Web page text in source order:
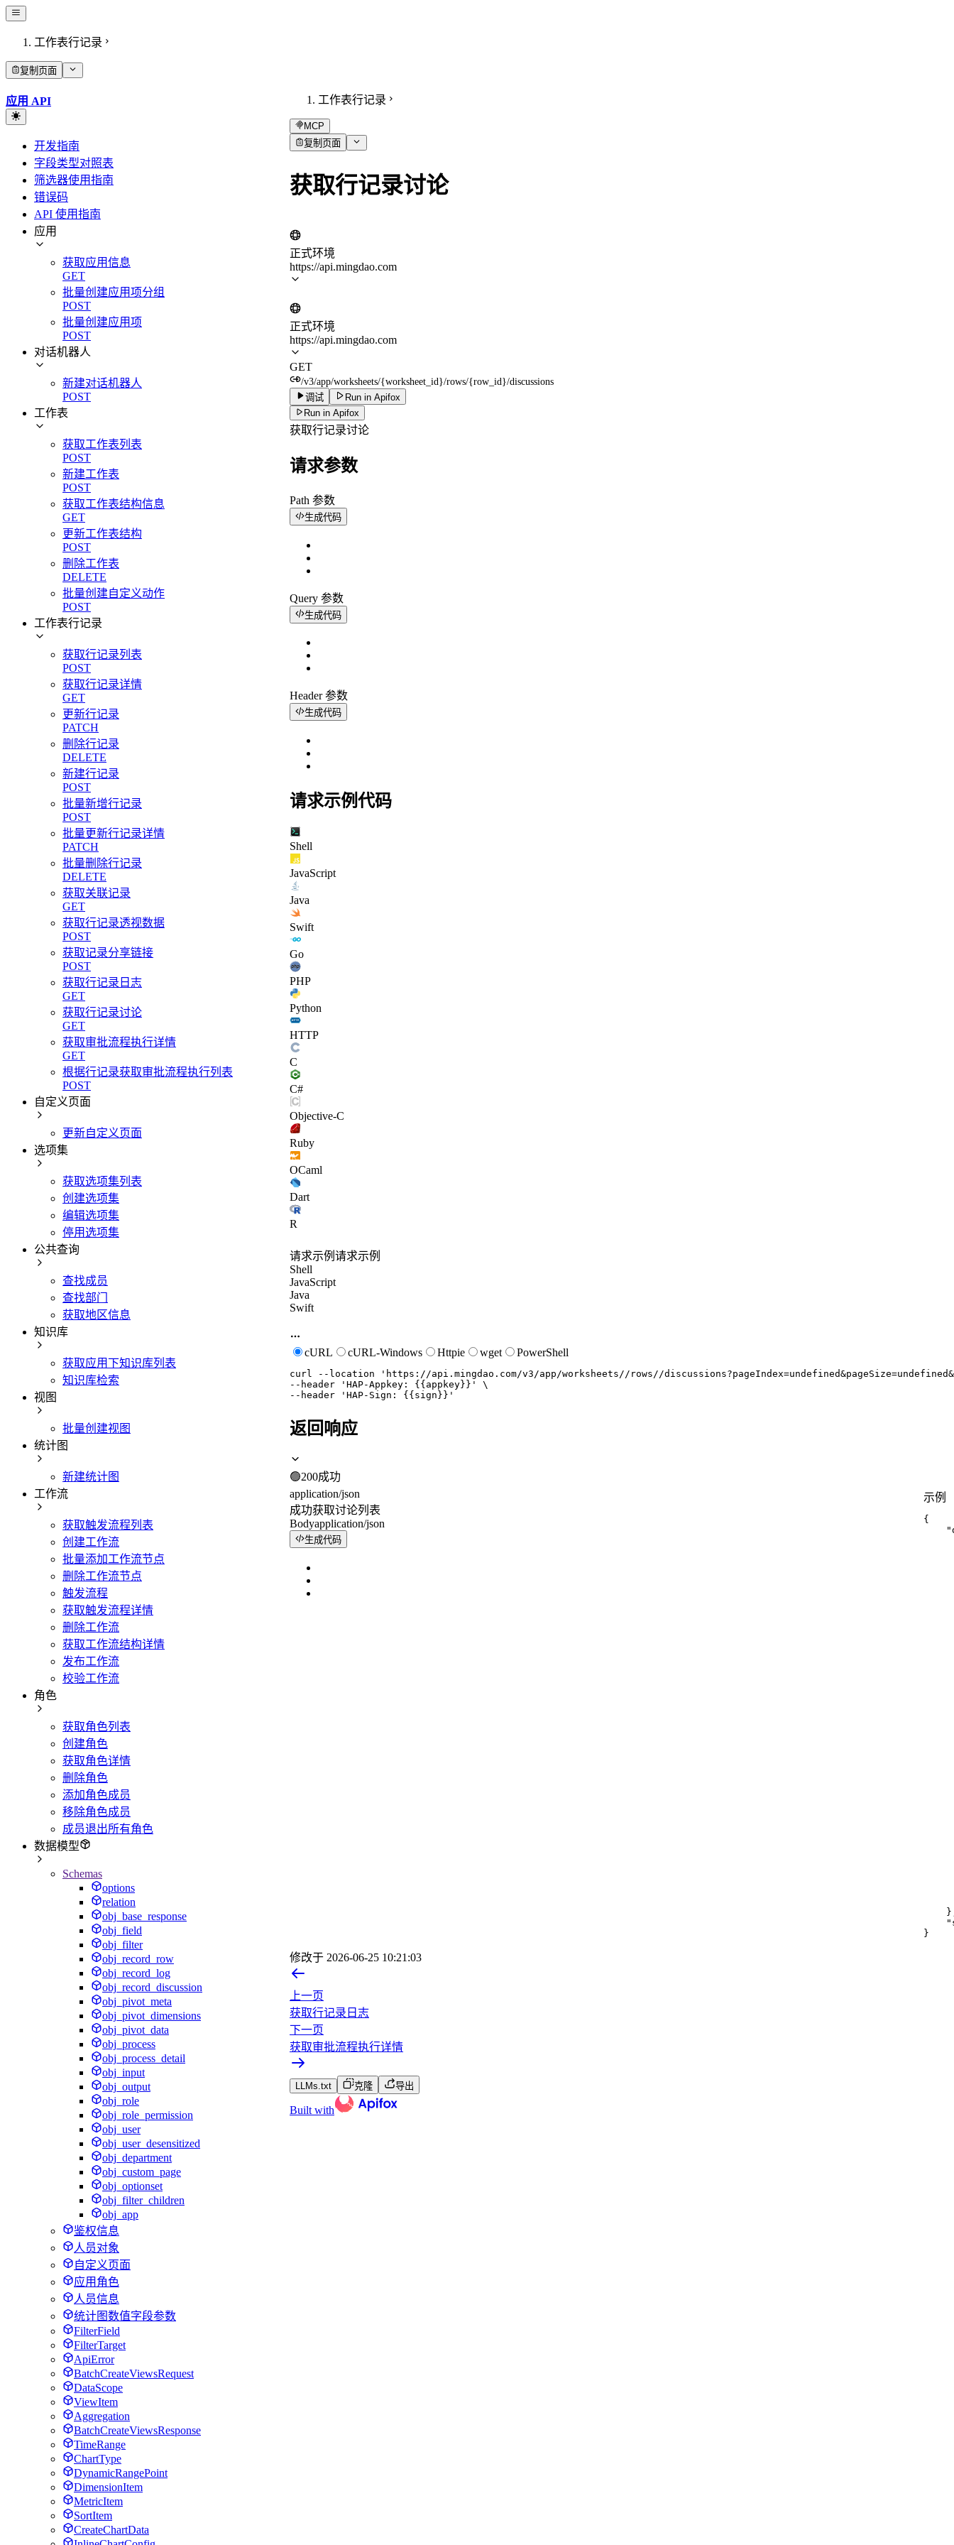
工作表行记录
复制页面
应用 API
开发指南
字段类型对照表
筛选器使用指南
错误码
API 使用指南
应用
获取应用信息
GET
批量创建应用项分组
POST
批量创建应用项
POST
对话机器人
新建对话机器人
POST
工作表
获取工作表列表
POST
新建工作表
POST
获取工作表结构信息
GET
更新工作表结构
POST
删除工作表
DELETE
批量创建自定义动作
POST
工作表行记录
获取行记录列表
POST
获取行记录详情
GET
更新行记录
PATCH
删除行记录
DELETE
新建行记录
POST
批量新增行记录
POST
批量更新行记录详情
PATCH
批量删除行记录
DELETE
获取关联记录
GET
获取行记录透视数据
POST
获取记录分享链接
POST
获取行记录日志
GET
获取行记录讨论
GET
获取审批流程执行详情
GET
根据行记录获取审批流程执行列表
POST
自定义页面
更新自定义页面
选项集
获取选项集列表
创建选项集
编辑选项集
停用选项集
公共查询
查找成员
查找部门
获取地区信息
知识库
获取应用下知识库列表
知识库检索
视图
批量创建视图
统计图
新建统计图
工作流
获取触发流程列表
创建工作流
批量添加工作流节点
删除工作流节点
触发流程
获取触发流程详情
删除工作流
获取工作流结构详情
发布工作流
校验工作流
角色
获取角色列表
创建角色
获取角色详情
删除角色
添加角色成员
移除角色成员
成员退出所有角色
数据模型
Schemas
options
relation
obj_base_response
obj_field
obj_filter
obj_record_row
obj_record_log
obj_record_discussion
obj_pivot_meta
obj_pivot_dimensions
obj_pivot_data
obj_process
obj_process_detail
obj_input
obj_output
obj_role
obj_role_permission
obj_user
obj_user_desensitized
obj_department
obj_custom_page
obj_optionset
obj_filter_children
obj_app
鉴权信息
人员对象
自定义页面
应用角色
人员信息
统计图数值字段参数
FilterField
FilterTarget
ApiError
BatchCreateViewsRequest
DataScope
ViewItem
Aggregation
BatchCreateViewsResponse
TimeRange
ChartType
DynamicRangePoint
DimensionItem
MetricItem
SortItem
CreateChartData
工作表行记录
MCP
复制页面
获取行记录讨论
正式环境
https://api.mingdao.com
正式环境
https://api.mingdao.com
GET
/v3/app/worksheets/{worksheet_id}/rows/{row_id}/discussions
调试
Run in Apifox
Run in Apifox
获取行记录讨论
请求参数
Path 参数
生成代码
Query 参数
生成代码
Header 参数
生成代码
请求示例代码
Shell
JavaScript
Java
Swift
Go
PHP
Python
HTTP
C
C#
Objective-C
Ruby
OCaml
Dart
R
请求示例 请求示例
Shell
JavaScript
Java
Swift
cURL cURL-Windows Httpie wget PowerShell
curl --location
'https://api.mingdao.com/v3/app/worksheets//rows//
--header
'HAP-Appkey: {{appkey}}'
--header
'HAP-Sign: {{sign}}'
返回响应
🟢200成功
application/json
成功获取讨论列表
Bodyapplication/json
生成代码
示例
{
}
}
修改于 2026-06-25 10:21:03
上一页
获取行记录日志
下一页
获取审批流程执行详情
LLMs.txt 克隆 导出
Built with